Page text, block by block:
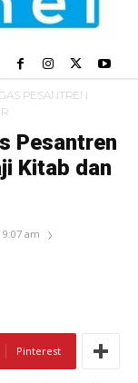
PESANTREN
Pesantren
Kitab dan
am
Pinterest